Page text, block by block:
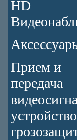
HD
Прием и
передача
устройство